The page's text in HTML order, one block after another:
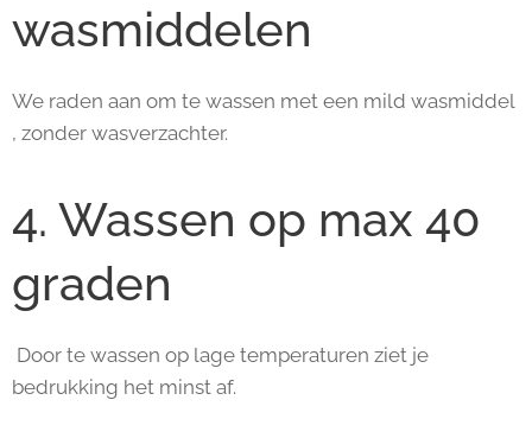
wasmiddelen
We raden aan om te wassen met een mild wasmiddel
, zonder wasverzachter.
4. Wassen op max 40
graden
Door te wassen op lage temperaturen ziet je
bedrukking het minst af.